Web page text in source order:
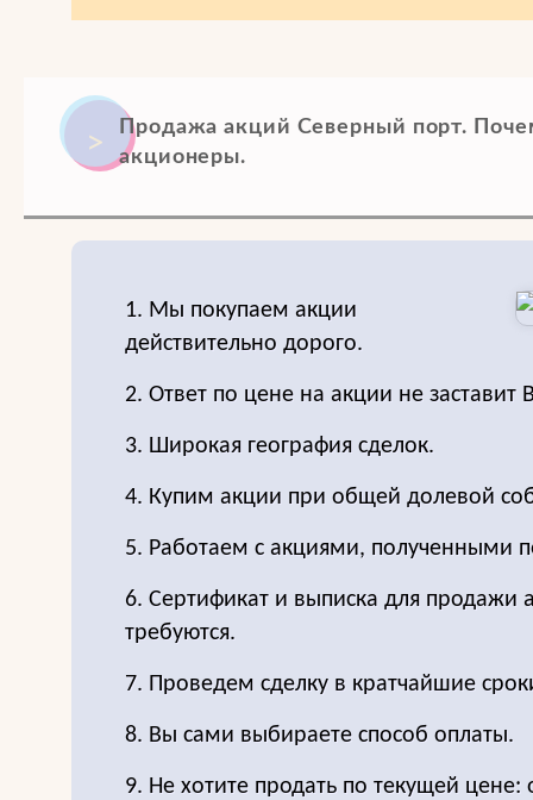
Продажа акций Северный порт.
акционеры.
1. Мы покупаем акции
действительно дорого.
2. Ответ по цене на акции не заставит
3. Широкая география сделок.
4. Купим акции при общей долевой
5. Работаем с акциями, полученными
6. Сертификат и выписка для продажи
требуются.
7. Проведем сделку в кратчайшие
8. Вы сами выбираете способ оплаты.
9. Не хотите продать по текущей цене: